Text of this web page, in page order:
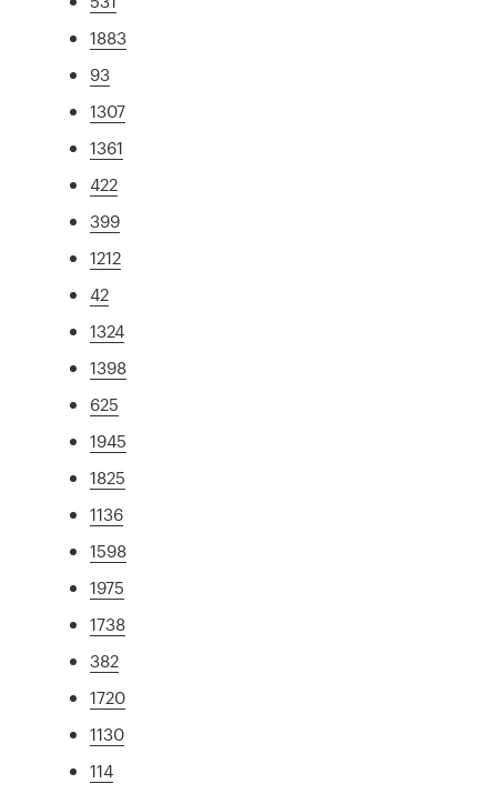
1883
93
1307
1361
422
399
1212
42
1324
1398
625
1945
1825
1136
1598
1975
1738
382
1720
1130
114